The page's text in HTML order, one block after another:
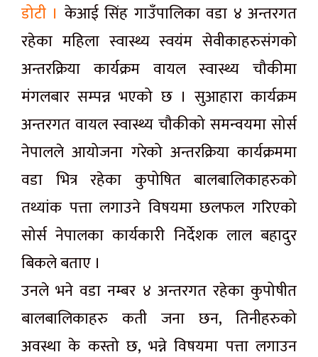
डोटी । केआई सिंह गाउँपालिका वडा ४ अन्तरगत
रहेका महिला स्वास्थ्य स्वयंम सेवीकाहरुसंगको
अन्तरक्रिया कार्यक्रम वायल स्वास्थ्य चौकीमा
मंगलबार सम्पन्न भएको छ । सुआहारा कार्यक्रम
अन्तरगत वायल स्वास्थ्य चौकीको समन्वयमा सोर्स
नेपालले आयोजना गरेको अन्तरक्रिया कार्यक्रममा
वडा भित्र रहेका कुपोषित बालबालिकाहरुको
तथ्यांक पत्ता लगाउने विषयमा छलफल गरिएको
सोर्स नेपालका कार्यकारी निर्देशक लाल बहादुर
बिकले बताए ।
उनले भने वडा नम्बर ४ अन्तरगत रहेका कुपोषीत
बालबालिकाहरु कती जना छन, तिनीहरुको
अवस्था के कस्तो छ, भन्ने विषयमा पत्ता लगाउन